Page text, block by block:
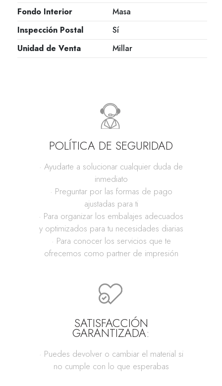
Fondo Interior
Masa
Inspección Postal
Sí
Unidad de Venta
Millar
POLÍTICA DE SEGURIDAD
· Ayudarte a solucionar cualquier duda de
inmediato
· Preguntar por las formas de pago
ajustadas para ti
· Para organizar los embalajes adecuados
y optimizados para tu necesidades diarias
· Para conocer los servicios que te
ofrecemos como partner de impresión
SATISFACCIÓN
GARANTIZADA:
· Puedes devolver o cambiar el material si
no cumple con lo que esperabas